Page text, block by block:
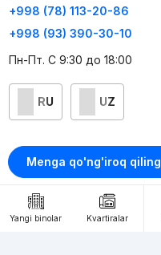
Menga qo'ng'iroq qiling
Yangi binolar Kvartiralar
+998 (78) 113-20-86
+998 (93) 390-30-10
Пн-Пт. С 9:30 до 18:00
RU UZ
Kontaktlar
loyiha haqida
Webnow © loyihasi